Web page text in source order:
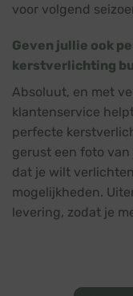
voor volgend
Geven jullie ook
kerstverlichting
Absoluut, en met
klantenservice
perfecte
gerust een foto
dat je wilt
mogelijkheden.
levering, zodat je